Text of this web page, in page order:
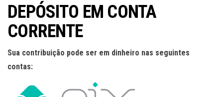
DEPÓSITO EM CONTA
CORRENTE
Sua contribuição pode ser em dinheiro nas seguintes
contas: